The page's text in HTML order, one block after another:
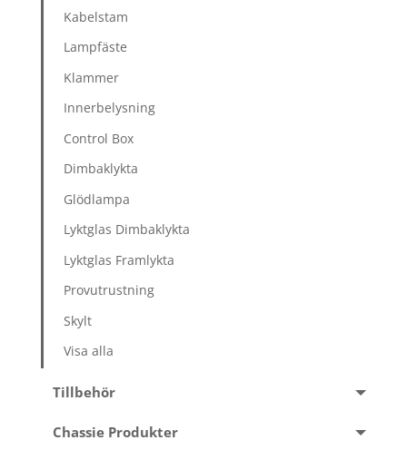
Kabelstam
Lampfäste
Klammer
Innerbelysning
Control Box
Dimbaklykta
Glödlampa
Lyktglas Dimbaklykta
Lyktglas Framlykta
Provutrustning
Skylt
Visa alla
Tillbehör
Chassie Produkter